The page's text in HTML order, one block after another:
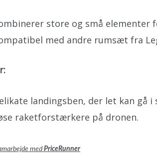
store og små elementer
med andre rumsæt fra
landingsben, der let kan gå i
raketforstærkere på dronen.
med PriceRunner